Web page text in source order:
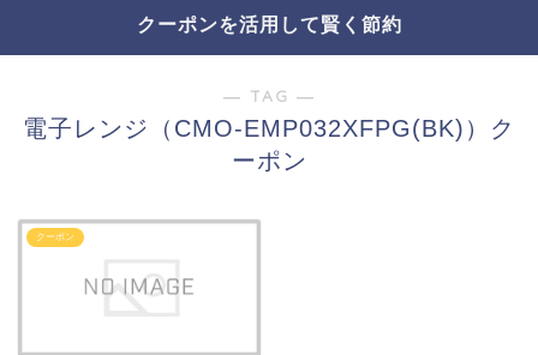
クーポンを活用して賢く節約
― TAG ―
電子レンジ（CMO-EMP032XFPG(BK)）ク
ーポン
クーポン